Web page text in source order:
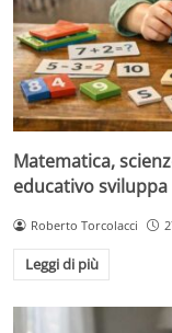
Matematica,
educativo
Roberto Torcolacci
Leggi di più